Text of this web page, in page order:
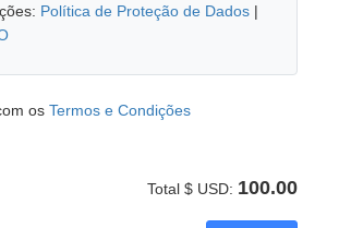
Política de Proteção de Dados|
os Termos e Condições
Total $ USD: 100.00